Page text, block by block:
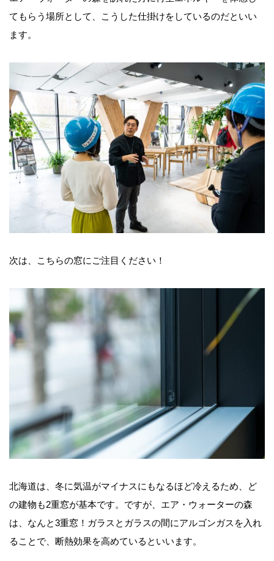
てもらう場所として、こうした仕掛けをしているのだといい
ます。
次は、こちらの窓にご注目ください！
北海道は、冬に気温がマイナスにもなるほど冷えるため、ど
の建物も2重窓が基本です。ですが、エア・ウォーターの森
は、なんと3重窓！ガラスとガラスの間にアルゴンガスを入れ
ることで、断熱効果を高めているといいます。